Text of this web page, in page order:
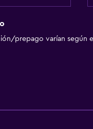
prepago varían según